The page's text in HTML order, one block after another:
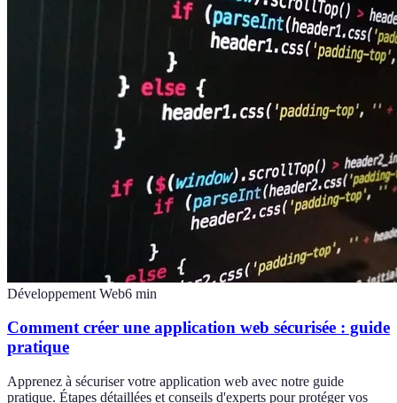
Développement Web6 min
Comment créer une application web sécurisée : guide
pratique
Apprenez à sécuriser votre application web avec notre guide
pratique. Étapes détaillées et conseils d'experts pour protéger vos